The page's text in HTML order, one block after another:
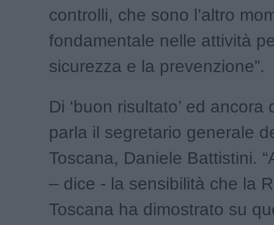
controlli, che sono l’altro
fondamentale nelle attività
sicurezza e la prevenzione”.
Di ‘buon risultato’ ed ancora
parla il segretario generale
Toscana, Daniele Battistini.
– dice - la sensibilità che la
Toscana ha dimostrato su